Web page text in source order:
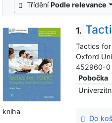
Třídění Podle relevance
1.
Tactics
Oxford
452960-0
Pobočka
Do
kniha